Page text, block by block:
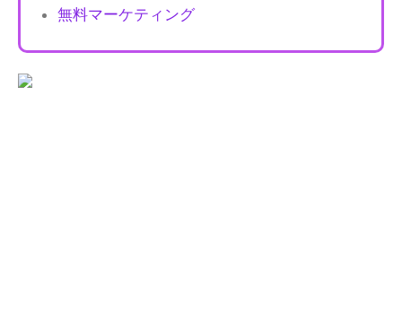
無料マーケティング